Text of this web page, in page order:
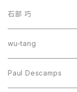
石部 巧
wu-tang
Paul Descamps